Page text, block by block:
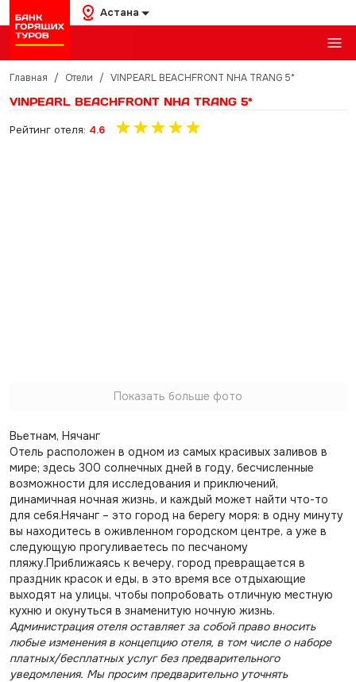
Астана
Главная / Отели / VINPEARL BEACHFRONT NHA TRANG 5*
VINPEARL BEACHFRONT NHA TRANG 5*
Рейтинг отеля: 4.6
Показать больше фото
Вьетнам, Нячанг
Отель расположен в одном из самых красивых заливов в
мире; здесь 300 солнечных дней в году, бесчисленные
возможности для исследования и приключений,
динамичная ночная жизнь, и каждый может найти что-то
для себя.Нячанг – это город на берегу моря: в одну минуту
вы находитесь в оживленном городском центре, а уже в
следующую прогуливаетесь по песчаному
пляжу.Приближаясь к вечеру, город превращается в
праздник красок и еды, в это время все отдыхающие
выходят на улицы, чтобы попробовать отличную местную
кухню и окунуться в знаменитую ночную жизнь.
Администрация отеля оставляет за собой право вносить
любые изменения в концепцию отеля, в том числе о наборе
платных/бесплатных услуг без предварительного
уведомления. Мы просим предварительно уточнять